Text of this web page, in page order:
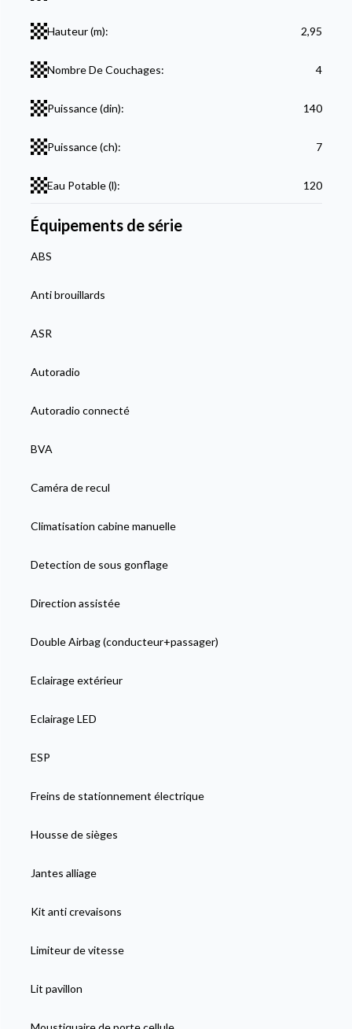
Hauteur (m): 2,95
Nombre De Couchages: 4
Puissance (din): 140
Puissance (ch): 7
Eau Potable (l): 120
Équipements de série
ABS
Anti brouillards
ASR
Autoradio
Autoradio connecté
BVA
Caméra de recul
Climatisation cabine manuelle
Detection de sous gonflage
Direction assistée
Double Airbag (conducteur+passager)
Eclairage extérieur
Eclairage LED
ESP
Freins de stationnement électrique
Housse de sièges
Jantes alliage
Kit anti crevaisons
Limiteur de vitesse
Lit pavillon